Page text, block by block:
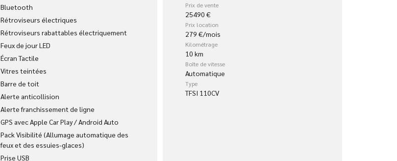
Bluetooth
Rétroviseurs électriques
Rétroviseurs rabattables électriquement
Feux de jour LED
Écran Tactile
Vitres teintées
Barre de toit
Alerte anticollision
Alerte franchissement de ligne
GPS avec Apple Car Play / Android Auto
Pack Visibilité (Allumage automatique des
feux et des essuies-glaces)
Prise USB
Prix de vente
25490 €
Prix location
279 €/mois
Kilométrage
10 km
Boîte de vitesse
Automatique
Type
TFSI 110CV